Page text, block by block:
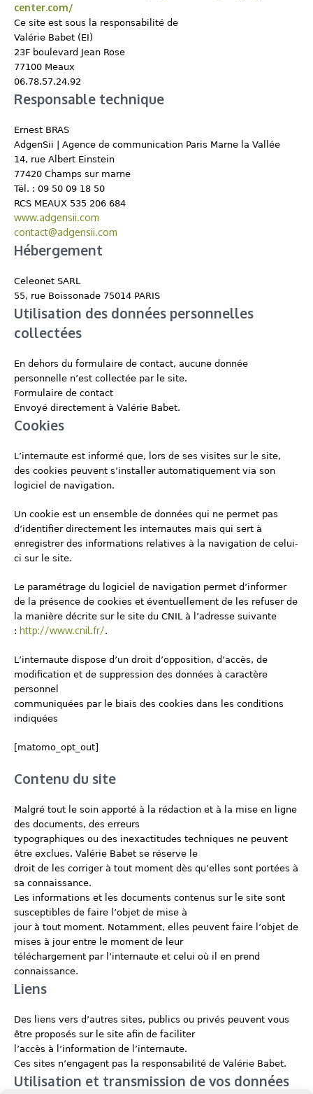
center.com/
Ce site est sous la responsabilité de
Valérie Babet (EI)
23F boulevard Jean Rose
77100 Meaux
06.78.57.24.92
Responsable technique
Ernest BRAS
AdgenSii | Agence de communication Paris Marne la Vallée
14, rue Albert Einstein
77420 Champs sur marne
Tél. : 09 50 09 18 50
RCS MEAUX 535 206 684
www.adgensii.com
contact@adgensii.com
Hébergement
Celeonet SARL
55, rue Boissonade 75014 PARIS
Utilisation des données personnelles
collectées
En dehors du formulaire de contact, aucune donnée
personnelle n’est collectée par le site.
Formulaire de contact
Envoyé directement à Valérie Babet.
Cookies
L’internaute est informé que, lors de ses visites sur le site,
des cookies peuvent s’installer automatiquement via son
logiciel de navigation.
Un cookie est un ensemble de données qui ne permet pas
d’identifier directement les internautes mais qui sert à
enregistrer des informations relatives à la navigation de celui-
ci sur le site.
Le paramétrage du logiciel de navigation permet d’informer
de la présence de cookies et éventuellement de les refuser de
la manière décrite sur le site du CNIL à l’adresse suivante
: http://www.cnil.fr/.
L’internaute dispose d’un droit d’opposition, d’accès, de
modification et de suppression des données à caractère
personnel
communiquées par le biais des cookies dans les conditions
indiquées
[matomo_opt_out]
Contenu du site
Malgré tout le soin apporté à la rédaction et à la mise en ligne
des documents, des erreurs
typographiques ou des inexactitudes techniques ne peuvent
être exclues. Valérie Babet se réserve le
droit de les corriger à tout moment dès qu’elles sont portées à
sa connaissance.
Les informations et les documents contenus sur le site sont
susceptibles de faire l’objet de mise à
jour à tout moment. Notamment, elles peuvent faire l’objet de
mises à jour entre le moment de leur
téléchargement par l’internaute et celui où il en prend
connaissance.
Liens
Des liens vers d’autres sites, publics ou privés peuvent vous
être proposés sur le site afin de faciliter
l’accès à l’information de l’internaute.
Ces sites n’engagent pas la responsabilité de Valérie Babet.
Utilisation et transmission de vos données